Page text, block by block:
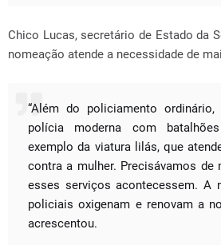
Chico Lucas, secretário de Estado da
nomeação atende a necessidade de
“Além do policiamento
polícia moderna com
exemplo da viatura lilás, que
contra a mulher. Precisávamos de
esses serviços acontecessem. A
policiais oxigenam e renovam a
acrescentou.